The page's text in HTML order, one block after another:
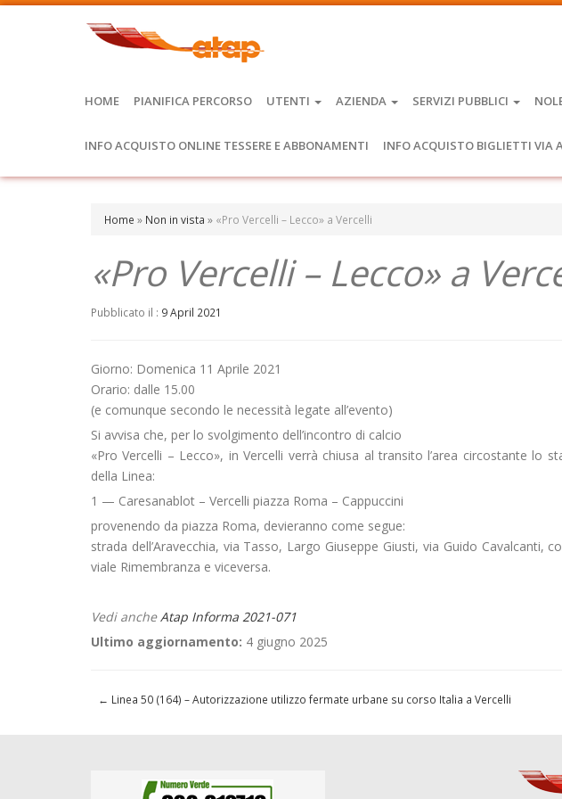
HOME PIANIFICA PERCORSO UTENTI AZIENDA SERVIZI PUBBLICI
INFO ACQUISTO ONLINE TESSERE E ABBONAMENTI INFO ACQUISTO BIGLIETTI VIA
Home » Non in vista » «Pro Vercelli – Lecco» a Vercelli
«Pro Vercelli – Lecco» a
Pubblicato il : 9 April 2021
Giorno: Domenica 11 Aprile 2021
Orario: dalle 15.00
(e comunque secondo le necessità legate all’evento)
Si avvisa che, per lo svolgimento dell’incontro di calcio
«Pro Vercelli – Lecco», in Vercelli verrà chiusa al transito l’area circostante lo
della Linea:
1 — Caresanablot – Vercelli piazza Roma – Cappuccini
provenendo da piazza Roma, devieranno come segue:
strada dell’Aravecchia, via Tasso, Largo Giuseppe Giusti, via Guido Cavalcanti,
viale Rimembranza e viceversa.
Vedi ancheAtap Informa 2021-071
Ultimo aggiornamento: 4 giugno 2025
← Linea 50 (164) – Autorizzazione utilizzo fermate urbane su corso Italia a Vercelli